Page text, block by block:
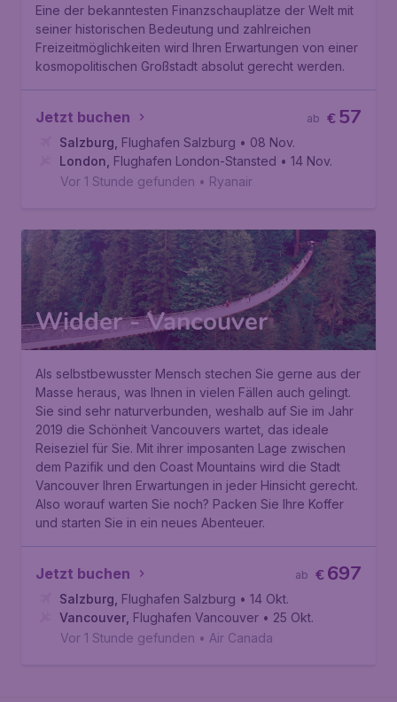
Eine der bekanntesten Finanzschauplätze der Welt mit
seiner historischen Bedeutung und zahlreichen
Freizeitmöglichkeiten wird Ihren Erwartungen von einer
kosmopolitischen Großstadt absolut gerecht werden.
Jetzt buchen €57
ab
Salzburg Flughafen Salzburg • 08 Nov.
London Flughafen London-Stansted • 14 Nov.
Vor 1 Stunde gefunden • Ryanair
Widder - Vancouver
Als selbstbewusster Mensch stechen Sie gerne aus der
Masse heraus, was Ihnen in vielen Fällen auch gelingt.
Sie sind sehr naturverbunden, weshalb auf Sie im Jahr
2019 die Schönheit Vancouvers wartet, das ideale
Reiseziel für Sie. Mit ihrer imposanten Lage zwischen
dem Pazifik und den Coast Mountains wird die Stadt
Vancouver Ihren Erwartungen in jeder Hinsicht gerecht.
Also worauf warten Sie noch? Packen Sie Ihre Koffer
und starten Sie in ein neues Abenteuer.
Jetzt buchen €697
ab
Salzburg Flughafen Salzburg • 14 Okt.
Vancouver Flughafen Vancouver • 25 Okt.
Vor 1 Stunde gefunden • Air Canada